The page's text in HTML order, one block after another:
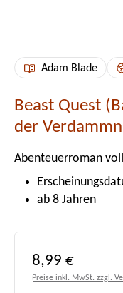
Adam Blade
Beast Quest
der
Abenteuerroman
ab 8 Jahren
Regulärer Preis:
8,99 €
Preise inkl. MwSt. zzgl.